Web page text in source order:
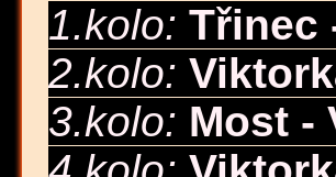
1.kolo: Třinec
2.kolo:
3.kolo: Most -